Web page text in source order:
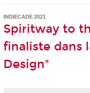
INDIECADE 2021
Spiritway to
finaliste dans
Design"